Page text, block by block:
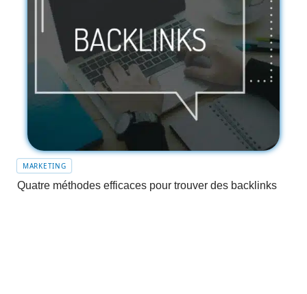
MARKETING
Quatre méthodes efficaces pour trouver des backlinks